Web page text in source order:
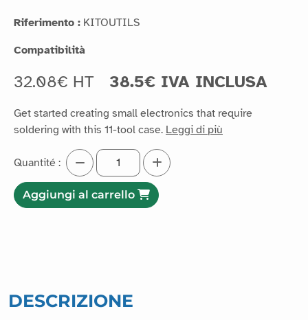
Riferimento : KITOUTILS
Compatibilità
32.08€ HT 38.5€ IVA INCLUSA
Get started creating small electronics that require
soldering with this 11-tool case. Leggi di più
Quantité :
Aggiungi al carrello
DESCRIZIONE